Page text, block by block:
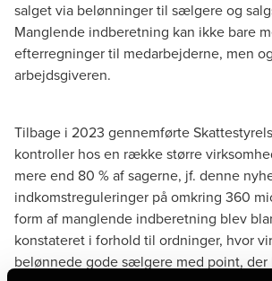
salget via belønninger til sælgere og
Manglende indberetning kan ikke bare
efterregninger til medarbejderne, men
arbejdsgiveren.
Tilbage i 2023 gennemførte
kontroller hos en række større
mere end 80 % af sagerne, jf. denne
indkomstreguleringer på omkring 360
form af manglende indberetning blev
konstateret i forhold til ordninger, hvor
belønnede gode sælgere med point, der